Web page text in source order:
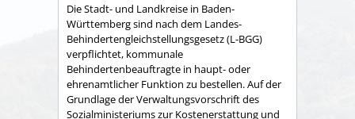
Die Stadt- und Landkreise in Baden-
Württemberg sind nach dem Landes-
Behindertengleichstellungsgesetz (L-BGG)
verpflichtet, kommunale
Behindertenbeauftragte in haupt- oder
ehrenamtlicher Funktion zu bestellen. Auf der
Grundlage der Verwaltungsvorschrift des
Sozialministeriums zur Kostenerstattung und